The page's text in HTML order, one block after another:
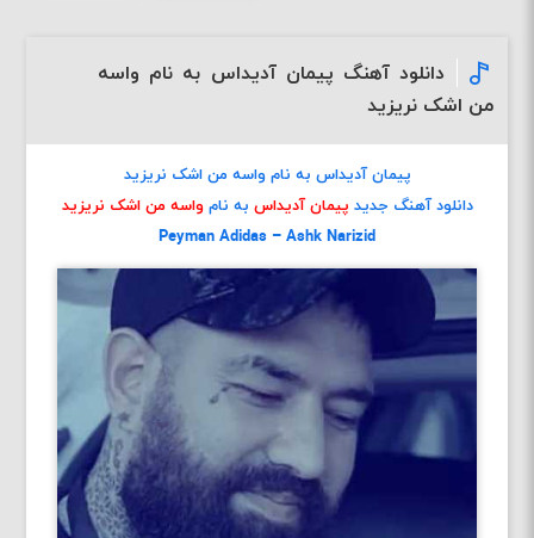
دانلود آهنگ پیمان آدیداس به نام واسه
من اشک نریزید
پیمان آدیداس به نام واسه من اشک نریزید
دانلود آهنگ جدید پیمان آدیداس به نامواسه من اشک نریزید
Peyman Adidas – Ashk Narizid